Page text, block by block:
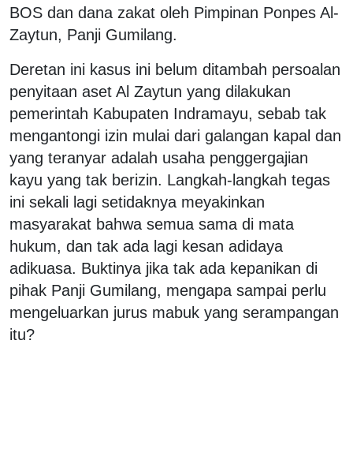
BOS dan dana zakat oleh Pimpinan Ponpes Al-
Zaytun, Panji Gumilang.
Deretan ini kasus ini belum ditambah persoalan
penyitaan aset Al Zaytun yang dilakukan
pemerintah Kabupaten Indramayu, sebab tak
mengantongi izin mulai dari galangan kapal dan
yang teranyar adalah usaha penggergajian
kayu yang tak berizin. Langkah-langkah tegas
ini sekali lagi setidaknya meyakinkan
masyarakat bahwa semua sama di mata
hukum, dan tak ada lagi kesan adidaya
adikuasa. Buktinya jika tak ada kepanikan di
pihak Panji Gumilang, mengapa sampai perlu
mengeluarkan jurus mabuk yang serampangan
itu?